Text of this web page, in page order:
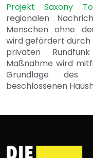
Projekt Saxony
regionalen
Menschen ohne
wird gefördert durch
privaten
Maßnahme wird
Grundlage des
beschlossenen